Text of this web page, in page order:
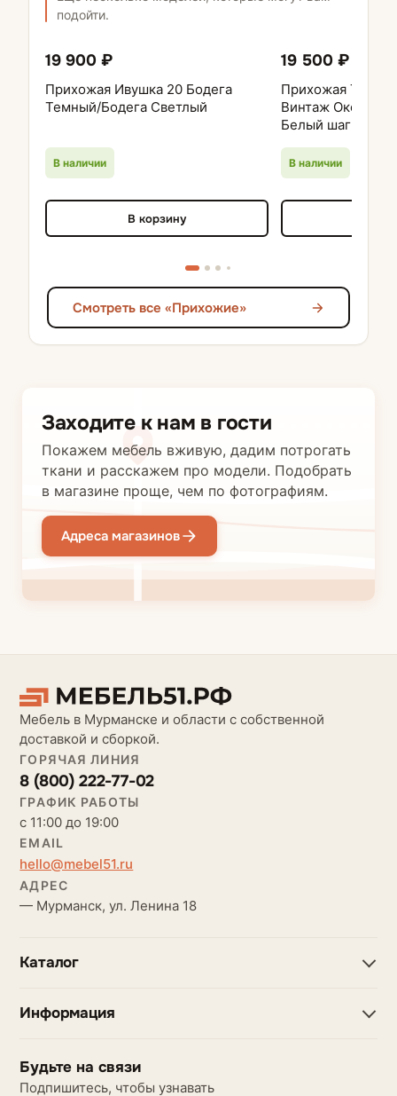
подойти.
19 900 ₽
Прихожая Ивушка 20 Бодега
Темный/Бодега Светлый
В наличии
В корзину
19 500 ₽
Прихожая ТЕМПО
Винтаж
Белый шагрень
В наличии
Смотреть все «Прихожие»
Заходите к нам в гости
Покажем мебель вживую, дадим потрогать
ткани и расскажем про модели. Подобрать
в магазине проще, чем по фотографиям.
Адреса магазинов
Мебель в Мурманске и области с собственной
доставкой и сборкой.
ГОРЯЧАЯ ЛИНИЯ
8 (800) 222-77-02
ГРАФИК РАБОТЫ
с 11:00 до 19:00
EMAIL
hello@mebel51.ru
АДРЕС
— Мурманск, ул. Ленина 18
Каталог
Информация
Будьте на связи
Подпишитесь, чтобы узнавать